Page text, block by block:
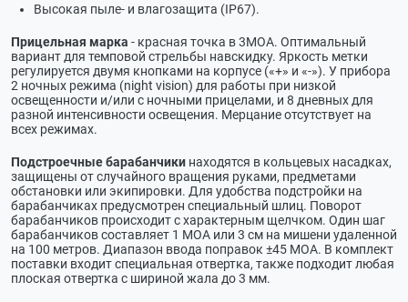
Высокая пыле- и влагозащита (IP67).
Прицельная марка - красная точка в 3МОА. Оптимальный
вариант для темповой стрельбы навскидку. Яркость метки
регулируется двумя кнопками на корпусе («+» и «-»). У прибора
2 ночных режима (night vision) для работы при низкой
освещенности и/или с ночными прицелами, и 8 дневных для
разной интенсивности освещения. Мерцание отсутствует на
всех режимах.
Подстроечные барабанчики находятся в кольцевых насадках,
защищены от случайного вращения руками, предметами
обстановки или экипировки. Для удобства подстройки на
барабанчиках предусмотрен специальный шлиц. Поворот
барабанчиков происходит с характерным щелчком. Один шаг
барабанчиков составляет 1 МОА или 3 см на мишени удаленной
на 100 метров. Диапазон ввода поправок ±45 МОА. В комплект
поставки входит специальная отвертка, также подходит любая
плоская отвертка с шириной жала до 3 мм.